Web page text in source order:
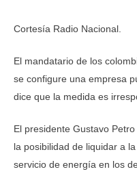
Cortesía Radio Nacional.
El mandatario de los
se configure una empresa
dice que la medida es
El presidente Gustavo
la posibilidad de liquidar a
servicio de energía en los